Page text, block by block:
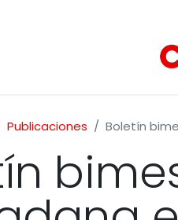
Publicaciones Boletín